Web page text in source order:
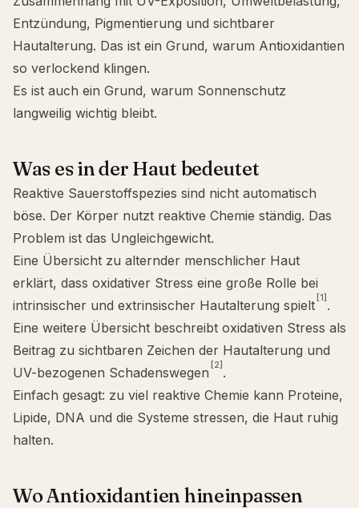
Entzündung, Pigmentierung und sichtbarer
Hautalterung. Das ist ein Grund, warum Antioxidantien
so verlockend klingen.
Es ist auch ein Grund, warum Sonnenschutz
langweilig wichtig bleibt.
Was es in der Haut bedeutet
Reaktive Sauerstoffspezies sind nicht automatisch
böse. Der Körper nutzt reaktive Chemie ständig. Das
Problem ist das Ungleichgewicht.
Eine Übersicht zu alternder menschlicher Haut
erklärt, dass oxidativer Stress eine große Rolle bei
intrinsischer und extrinsischer Hautalterung spielt [1] .
Eine weitere Übersicht beschreibt oxidativen Stress als
Beitrag zu sichtbaren Zeichen der Hautalterung und
UV-bezogenen Schadenswegen [2] .
Einfach gesagt: zu viel reaktive Chemie kann Proteine,
Lipide, DNA und die Systeme stressen, die Haut ruhig
halten.
Wo Antioxidantien hineinpassen